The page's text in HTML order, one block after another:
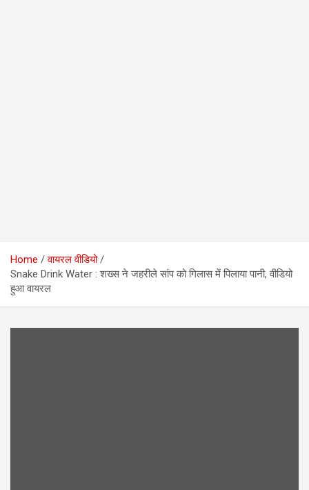
Home
वायरल वीडियो
Snake Drink Water : शख्स ने जहरीले सांप को गिलास में पिलाया पानी, वीडियो
हुआ वायरल